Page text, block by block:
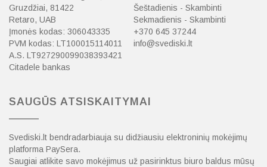
Gruzdžiai, 81422
Retaro, UAB
Įmonės kodas: 306043335
PVM kodas: LT100015114011
A.S. LT927290099038393421
Citadele bankas
Šeštadienis - Skambinti
Sekmadienis - Skambinti
+370 645 37244
info@svediski.lt
SAUGŪS ATSISKAITYMAI
Svediski.lt bendradarbiauja su didžiausiu elektroninių mokėjimų
platforma PaySera.
Saugiai atlikite savo mokėjimus už pasirinktus biuro baldus mūsų